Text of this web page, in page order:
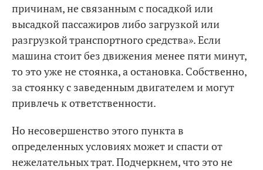
причинам, не связанным с посадкой или
высадкой пассажиров либо загрузкой или
разгрузкой транспортного средства». Если
машина стоит без движения менее пяти минут,
то это уже не стоянка, а остановка. Собственно,
за стоянку с заведенным двигателем и могут
привлечь к ответственности.
Но несовершенство этого пункта в
определенных условиях может и спасти от
нежелательных трат. Подчеркнем, что это не